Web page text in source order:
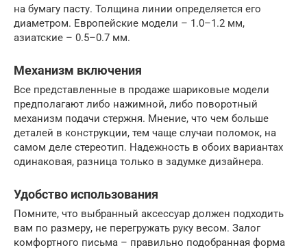
на бумагу пасту. Толщина линии определяется его
диаметром. Европейские модели – 1.0–1.2 мм,
азиатские – 0.5–0.7 мм.
Механизм включения
Все представленные в продаже шариковые модели
предполагают либо нажимной, либо поворотный
механизм подачи стержня. Мнение, что чем больше
деталей в конструкции, тем чаще случаи поломок, на
самом деле стереотип. Надежность в обоих вариантах
одинаковая, разница только в задумке дизайнера.
Удобство использования
Помните, что выбранный аксессуар должен подходить
вам по размеру, не перегружать руку весом. Залог
комфортного письма – правильно подобранная форма